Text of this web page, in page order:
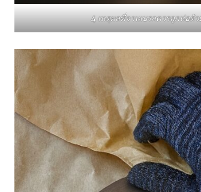
4 เหตุผลที่จานเบรกควรถูกห่อด้